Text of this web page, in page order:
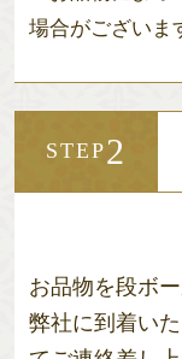
場合がございま
STEP2
お品物を段ボ
弊社に到着い